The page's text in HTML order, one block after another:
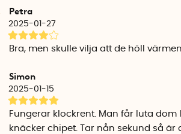
Petra
2025-01-27
Bra, men skulle vilja att de höll
Simon
2025-01-15
Fungerar klockrent. Man får luta dom
knäcker chipet. Tar nån sekund så är